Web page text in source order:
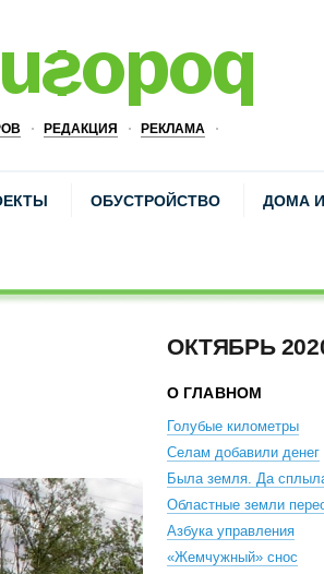
РЕДАКЦИЯ РЕКЛАМА
ОБУСТРОЙСТВО ДОМА
ОКТЯБРЬ
О ГЛАВНОМ
Голубые километры
Селам добавили денег
Была земля. Да
Областные земли
Азбука управления
«Жемчужный» снос